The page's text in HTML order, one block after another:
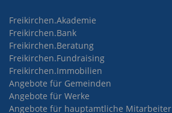
Freikirchen.Akademie
Freikirchen.Bank
Freikirchen.Beratung
Freikirchen.Fundraising
Freikirchen.Immobilien
Angebote für Gemeinden
Angebote für Werke
Angebote für hauptamtliche Mitarbeiter